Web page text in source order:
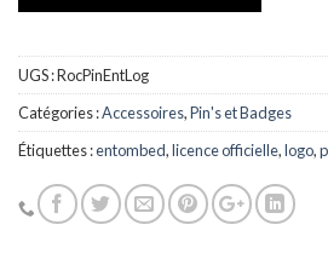
UGS :RocPinEntLog
Catégories :Accessoires,Pin's et Badges
Étiquettes :entombed,licence officielle,logo,